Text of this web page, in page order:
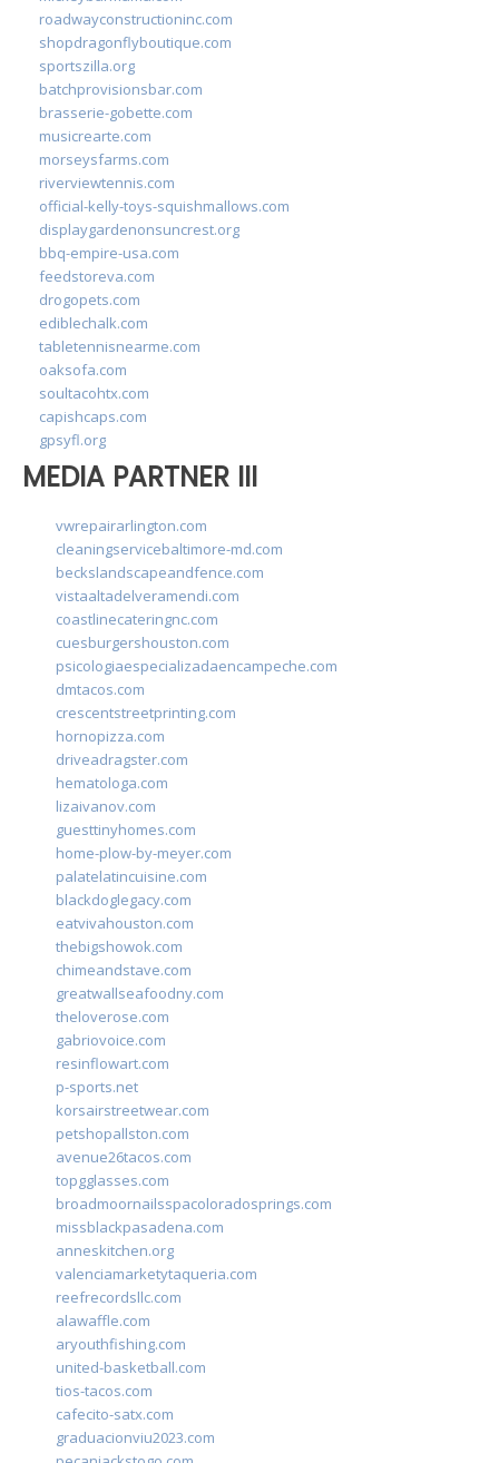
roadwayconstructioninc.com
shopdragonflyboutique.com
sportszilla.org
batchprovisionsbar.com
brasserie-gobette.com
musicrearte.com
morseysfarms.com
riverviewtennis.com
official-kelly-toys-squishmallows.com
displaygardenonsuncrest.org
bbq-empire-usa.com
feedstoreva.com
drogopets.com
ediblechalk.com
tabletennisnearme.com
oaksofa.com
soultacohtx.com
capishcaps.com
gpsyfl.org
MEDIA PARTNER III
vwrepairarlington.com
cleaningservicebaltimore-md.com
beckslandscapeandfence.com
vistaaltadelveramendi.com
coastlinecateringnc.com
cuesburgershouston.com
psicologiaespecializadaencampeche.com
dmtacos.com
crescentstreetprinting.com
hornopizza.com
driveadragster.com
hematologa.com
lizaivanov.com
guesttinyhomes.com
home-plow-by-meyer.com
palatelatincuisine.com
blackdoglegacy.com
eatvivahouston.com
thebigshowok.com
chimeandstave.com
greatwallseafoodny.com
theloverose.com
gabriovoice.com
resinflowart.com
p-sports.net
korsairstreetwear.com
petshopallston.com
avenue26tacos.com
topgglasses.com
broadmoornailsspacoloradosprings.com
missblackpasadena.com
anneskitchen.org
valenciamarketytaqueria.com
reefrecordsllc.com
alawaffle.com
aryouthfishing.com
united-basketball.com
tios-tacos.com
cafecito-satx.com
graduacionviu2023.com